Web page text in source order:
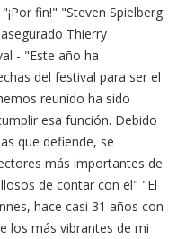
fin!" "Steven Spielberg
Thierry
- "Este año ha
del festival para ser el
reunido ha sido
esa función. Debido
que defiende, se
más importantes de
de contar con el" "El
hace casi 31 años con
los más vibrantes de mi